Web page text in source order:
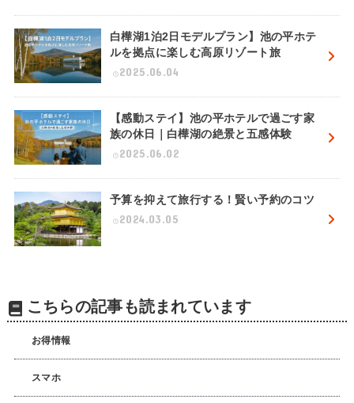
白樺湖1泊2日モデルプラン】池の平ホテ
ルを拠点に楽しむ高原リゾート旅
2025.06.04
【感動ステイ】池の平ホテルで過ごす家
族の休日｜白樺湖の絶景と五感体験
2025.06.02
予算を抑えて旅行する！賢い予約のコツ
2024.03.05
こちらの記事も読まれています
お得情報
スマホ